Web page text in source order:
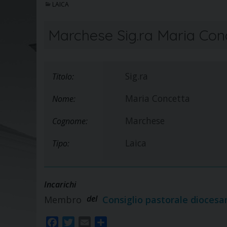
LAICA
Marchese Sig.ra Maria
Titolo: Sig.ra
Nome: Maria Concetta
Cognome: Marchese
Tipo: Laica
Incarichi
Membro del Consiglio pastorale